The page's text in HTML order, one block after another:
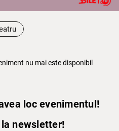
nu mai este disponibil
loc evenimentul!
newsletter!